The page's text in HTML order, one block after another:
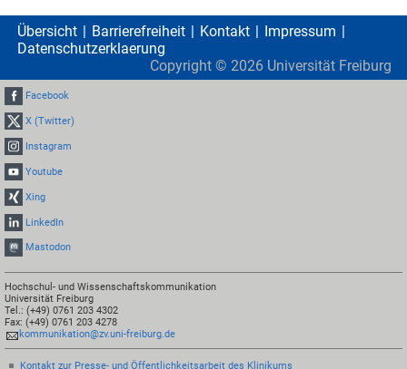
Übersicht Barrierefreiheit Kontakt
Impressum
Datenschutzerklaerung
Copyright © 2026 Universität Freiburg
Facebook
X (Twitter)
Instagram
Youtube
Xing
LinkedIn
Mastodon
Hochschul- und Wissenschaftskommunikation
Universität Freiburg
Tel.: (+49) 0761 203 4302
Fax: (+49) 0761 203 4278
kommunikation@zv.uni-freiburg.de
Kontakt zur Presse- und Öffentlichkeitsarbeit des Klinikums